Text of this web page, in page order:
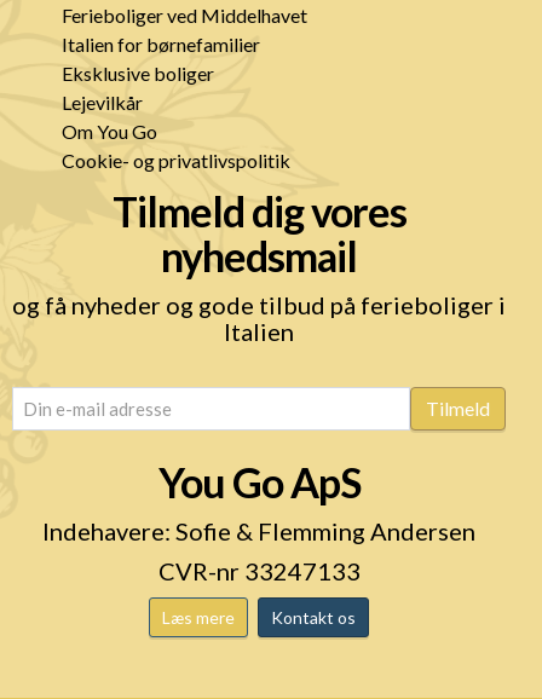
Ferieboliger ved Middelhavet
Italien for børnefamilier
Eksklusive boliger
Lejevilkår
Om You Go
Cookie- og privatlivspolitik
Tilmeld dig vores
nyhedsmail
og få nyheder og gode tilbud på ferieboliger i
Italien
email (Påkrævet) Tilmeld
You Go ApS
Indehavere: Sofie & Flemming Andersen
CVR-nr 33247133
Læs mere Kontakt os